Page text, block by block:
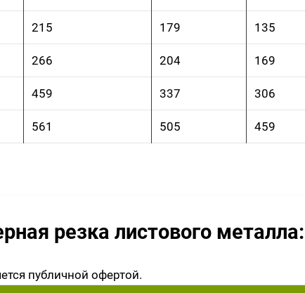
215 179 135
266 204 169
459 337 306
561 505 459
резка листового
публичной офертой.